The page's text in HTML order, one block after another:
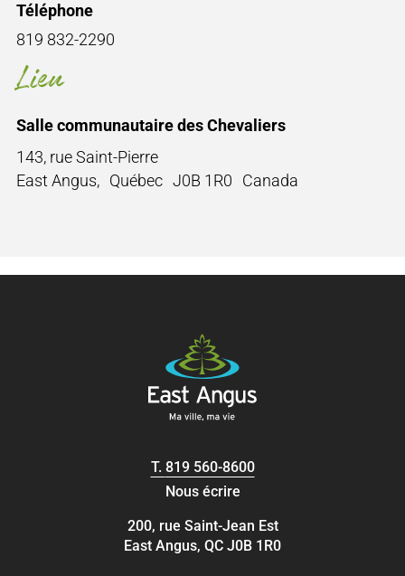
Lieu
Salle communautaire des Chevaliers
143, rue Saint-Pierre
East Angus, Québec J0B 1R0 Canada
Téléphone
819 832-2290
T. 819 560-8600
Nous écrire
200, rue Saint-Jean Est
East Angus, QC J0B 1R0